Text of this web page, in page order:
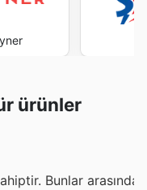
ürünler
Bunlar arasında